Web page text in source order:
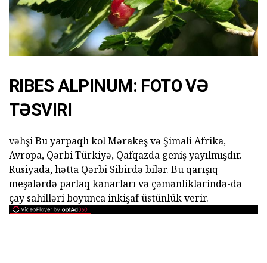
RIBES ALPINUM: FOTO VƏ
TƏSVIRI
vəhşi Bu yarpaqlı kol Mərakeş və Şimali Afrika,
Avropa, Qərbi Türkiyə, Qafqazda geniş yayılmışdır.
Rusiyada, hətta Qərbi Sibirdə bilər. Bu qarışıq
meşələrdə parlaq kənarları və çəmənliklərində-də
çay sahilləri boyunca inkişaf üstünlük verir.